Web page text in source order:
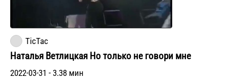
TicTac
Наталья Ветлицкая Но только не говори мне
2022-03-31 - 3.38 мин